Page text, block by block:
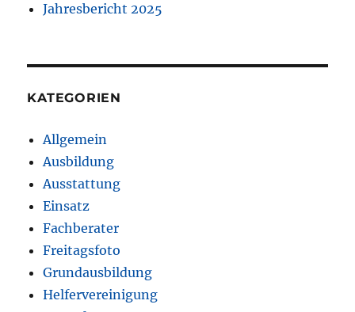
Jahresbericht 2025
KATEGORIEN
Allgemein
Ausbildung
Ausstattung
Einsatz
Fachberater
Freitagsfoto
Grundausbildung
Helfervereinigung